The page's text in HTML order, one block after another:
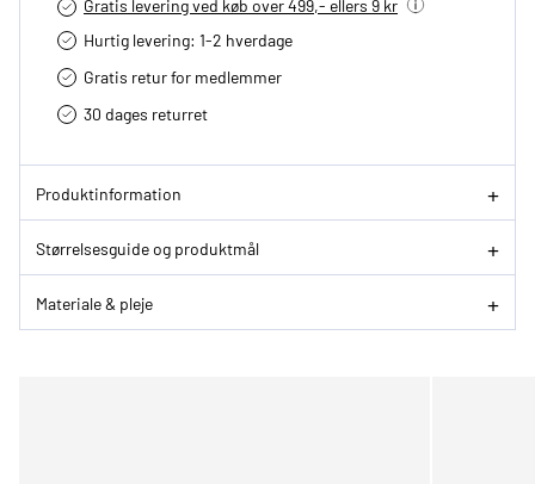
Gratis levering ved køb over 499,- ellers 9 kr
Hurtig levering­: 1-2 hverdage
Gratis retur for medlemmer
30 dages returret
Produktinformation
Størrelsesguide og produktmål
Materiale & pleje